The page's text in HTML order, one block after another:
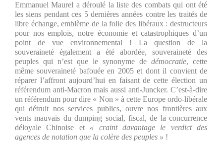
Emmanuel Maurel a déroulé la liste des combats qui ont été
les siens pendant ces 5 dernières années contre les traités de
libre échange, emblème de la folie des libéraux : destructeurs
pour nos emplois, notre économie et catastrophiques d’un
point de vue environnemental ! La question de la
souveraineté également a été abordée, souveraineté des
peuples qui n’est que le synonyme de démocratie, cette
même souveraineté bafouée en 2005 et dont il convient de
réparer l’affront aujourd’hui en faisant de cette élection un
référendum anti-Macron mais aussi anti-Juncker. C’est-à-dire
un référendum pour dire « Non » à cette Europe ordo-libérale
qui détruit nos services publics, ouvre nos frontières aux
vents mauvais du dumping social, fiscal, de la concurrence
déloyale Chinoise et « craint davantage le verdict des
agences de notation que la colère des peuples » !